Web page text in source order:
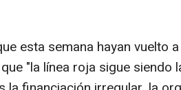
esta semana hayan vuelto
"la línea roja sigue siendo